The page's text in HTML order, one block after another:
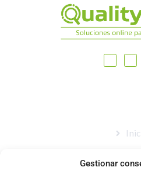
Gestionar